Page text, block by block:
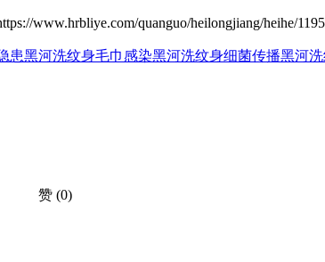
www.hrbliye.com/quanguo/heilongjiang/heihe/
患黑河洗纹身毛巾感染黑河洗纹身细菌传播黑河
赞 (0)